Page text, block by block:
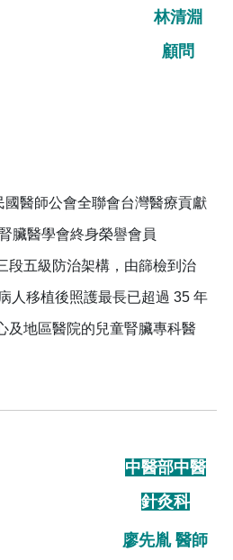
林清淵
顧問
國醫師公會全聯會台灣醫療貢獻
臟醫學會終身榮譽會員
段五級防治架構，由篩檢到治
人移植後照護最長已超過 35 年
及地區醫院的兒童腎臟專科醫
中醫部中醫
針灸科
廖先胤 醫師